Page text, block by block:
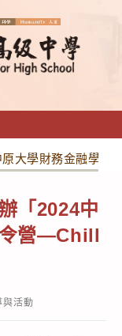
原大學財務金融學系
「2024中
令營—Chill
與活動